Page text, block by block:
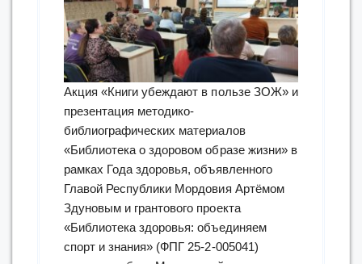
Акция «Книги убеждают в пользе ЗОЖ» и
презентация методико-
библиографических материалов
«Библиотека о здоровом образе жизни» в
рамках Года здоровья, объявленного
Главой Республики Мордовия Артёмом
Здуновым и грантового проекта
«Библиотека здоровья: объединяем
спорт и знания» (ФПГ 25-2-005041)